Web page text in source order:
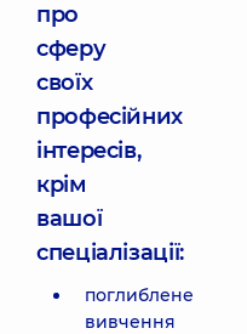
про
сферу
своїх
професійних
інтересів,
крім
вашої
спеціалізації:
поглиблене
вивчення